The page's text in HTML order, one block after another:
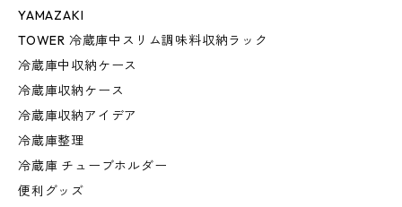
YAMAZAKI
TOWER 冷蔵庫中スリム調味料収納ラック
冷蔵庫中収納ケース
冷蔵庫収納ケース
冷蔵庫収納アイデア
冷蔵庫整理
冷蔵庫 チューブホルダー
便利グッズ